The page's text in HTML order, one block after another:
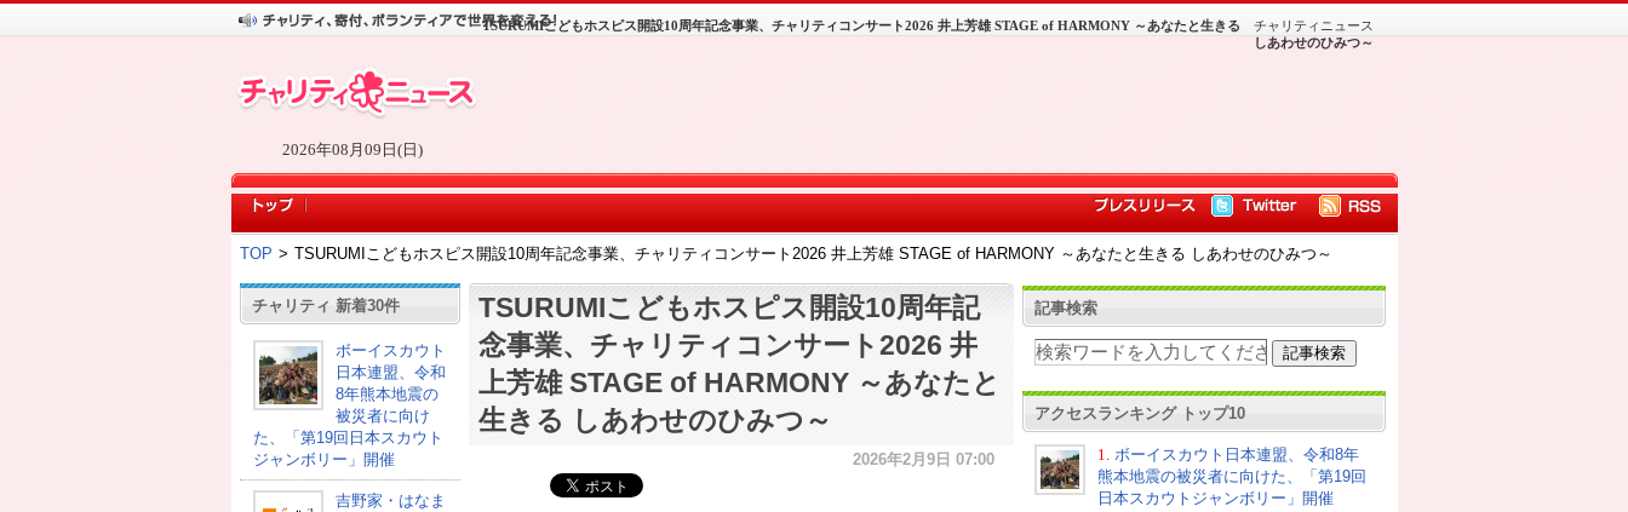
2026年08月09日(日)
チャリティニュース
TSURUMIこどもホスピス開設10周年記念事業、チャリティコンサート2026 井上芳雄 STAGE of HARMONY ～あなたと生きる
しあわせのひみつ～
TOP > TSURUMIこどもホスピス開設10周年記念事業、チャリティコンサート2026 井上芳雄 STAGE of HARMONY ～あなたと生きる しあわせのひみつ～
チャリティ 新着30件
ボーイスカウト
日本連盟、令和
8年熊本地震の
被災者に向け
た、「第19回日本スカウト
ジャンボリー」開催
吉野家・はなま
TSURUMIこどもホスピス開設10周年記
念事業、チャリティコンサート2026 井
上芳雄 STAGE of HARMONY ～あなたと
生きる しあわせのひみつ～
2026年2月9日 07:00
記事検索
アクセスランキング トップ10
1.
ボーイスカウト日本連盟、令和8年
熊本地震の被災者に向けた、「第19回
日本スカウトジャンボリー」開催